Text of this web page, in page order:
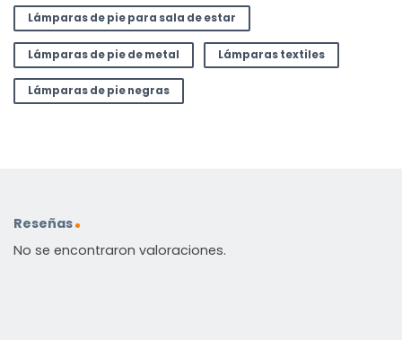
Lámparas de pie para sala de estar
Lámparas de pie de metal Lámparas textiles
Lámparas de pie negras
Reseñas
No se encontraron valoraciones.